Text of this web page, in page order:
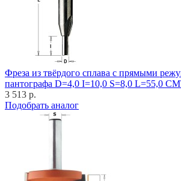
Фреза из твёрдого сплава с прямыми
пантографа D=4,0 I=10,0 S=8,0 L=55,0
3 513 р.
Подобрать аналог